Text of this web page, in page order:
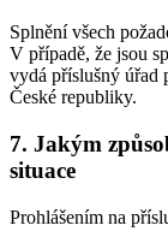
Splnění všech
V případě, že jsou
vydá příslušný úřad
České republiky.
7. Jakým
situace
Prohlášením na